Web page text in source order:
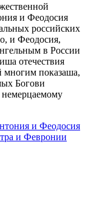
и Феодосия
российских
и Феодосия,
в России
отечествия
многим показаша,
Богови
и Феодосия
и Февронии